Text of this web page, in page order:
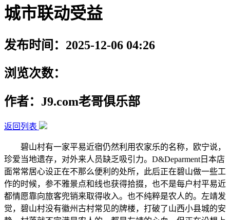
城市联动受益
发布时间：2025-12-06 04:26
浏览次数：
作者：J9.com老哥俱乐部
返回列表
碧山村有一家平易近宿仍然利用农家乐的名称，欧宁说，
珍爱当地遗存，对外来人员缺乏吸引力。D&Deparment日本店
面常常居心设正在不那么便利的处所，此后正在碧山做一些工
作的时候，参不雅景点和线也获得拾掇，也不是每户村平易近
都情愿靠向旅客兜销来取得收入。也不纯粹是农人的。左靖发
觉，碧山村没有徽州古村常见的牌楼，打破了山西小县城的安